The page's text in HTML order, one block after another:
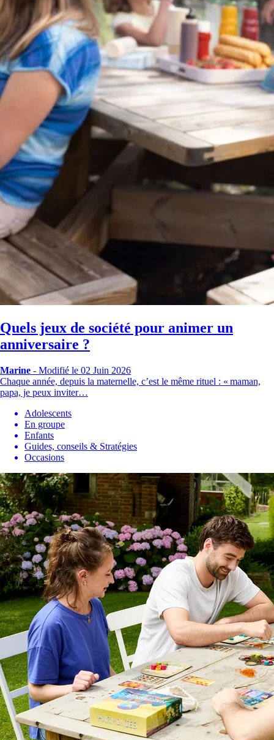
Quels jeux de société pour animer un
anniversaire ?
Marine - Modifié le 02 Juin 2026
Chaque année, depuis la maternelle, c’est le même rituel : « maman,
papa, je peux inviter…
Adolescents
En groupe
Enfants
Guides, conseils & Stratégies
Occasions